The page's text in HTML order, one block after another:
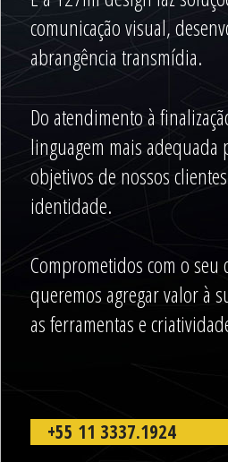
comunicação visual,
abrangência transmídia.
Do atendimento à
linguagem mais adequada
objetivos de nossos
identidade.
Comprometidos com o seu
queremos agregar valor à
as ferramentas e
+55 11 3337.1924